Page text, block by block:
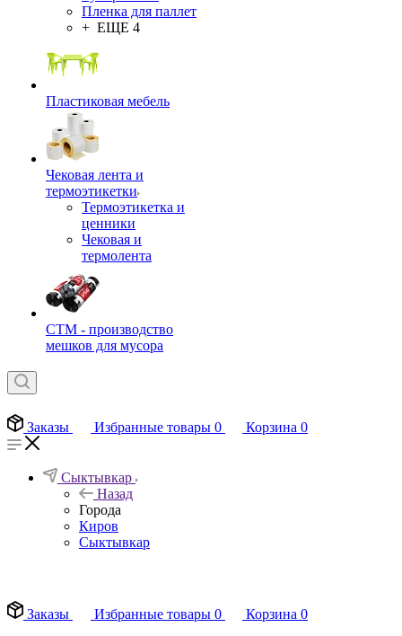
Пленка для паллет
+ ЕЩЕ 4
Пластиковая мебель
Чековая лента и
термоэтикетки
Термоэтикетка и
ценники
Чековая и
термолента
СТМ - производство
мешков для мусора
Заказы Избранные товары 0 Корзина 0
Сыктывкар
Назад
Города
Киров
Сыктывкар
Заказы
Избранные товары 0 Корзина 0